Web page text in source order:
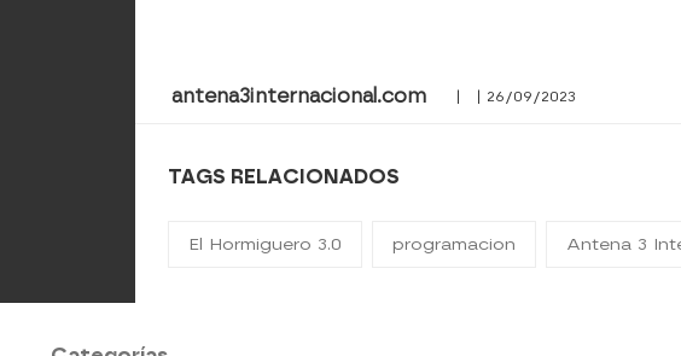
antena3internacional.com | | 26/09/2023
TAGS RELACIONADOS
El Hormiguero 3.0 programacion Antena 3